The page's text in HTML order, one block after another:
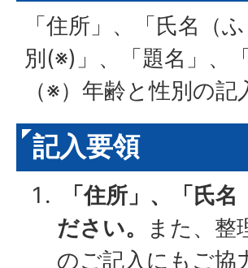
「住所」、「氏名（
別(※)」、「題名」、
（※）年齢と性別の
記入要領
「住所」、「氏
ださい。
また、整
のご記入にもご協